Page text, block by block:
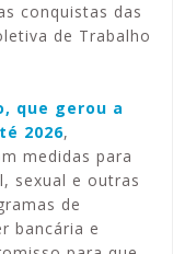
conquistas das
de Trabalho
que gerou a
2026,
medidas para
sexual e outras
de
bancária e